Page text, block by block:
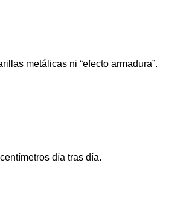
metálicas ni “efecto armadura”.
día tras día.